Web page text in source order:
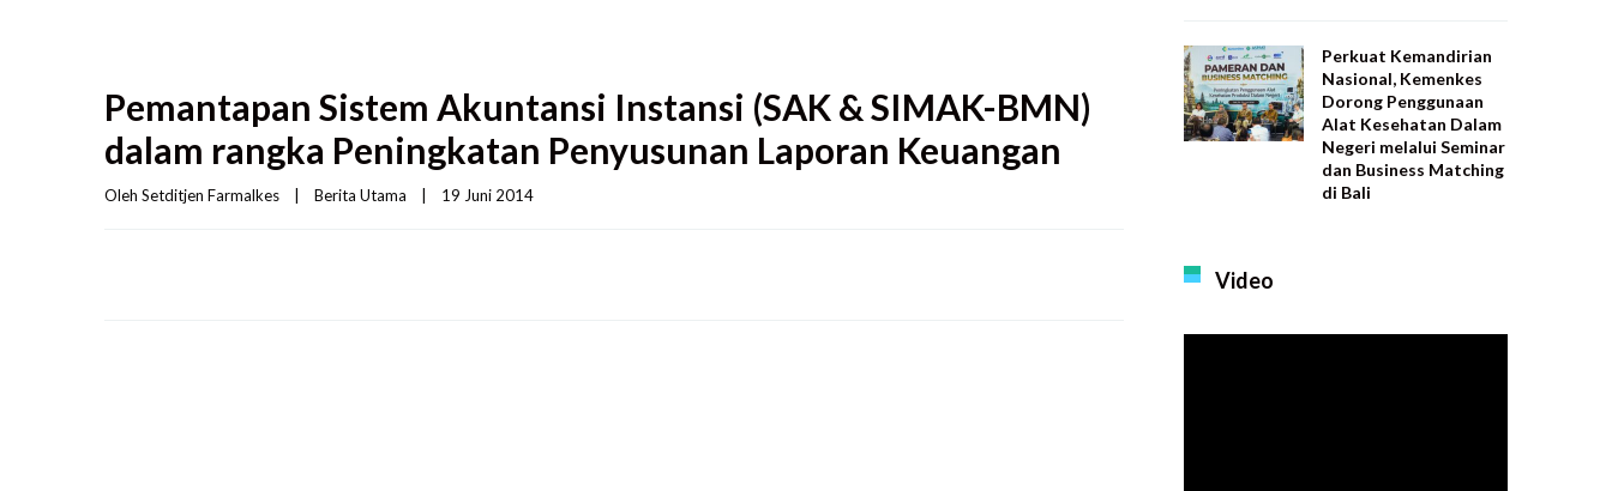
Pemantapan Sistem Akuntansi Instansi (SAK & SIMAK-BMN)
dalam rangka Peningkatan Penyusunan Laporan Keuangan
Oleh Setditjen Farmalkes Berita Utama 19 Juni 2014
Perkuat Kemandirian
Nasional, Kemenkes
Dorong Penggunaan
Alat Kesehatan Dalam
Negeri melalui Seminar
dan Business Matching
di Bali
Video